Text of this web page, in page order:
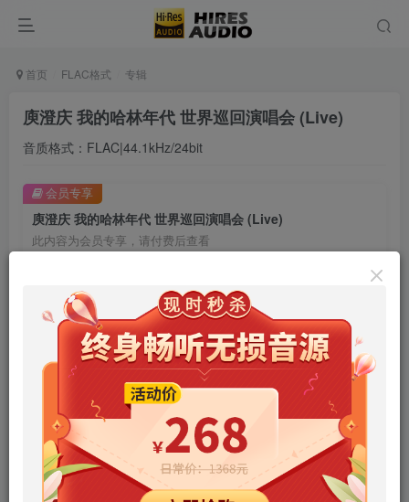
首页 FLAC格式 专辑
庾澄庆 我的哈林年代 世界巡回演唱会 (Live)
音质格式：FLAC|44.1kHz/24bit
庾澄庆 我的哈林年代 世界巡回演唱会 (Live)
此内容为会员专享，请付费后查看
9.9 99
年卡会员 免费 永久会员
立即购买
您当前未登录！建议登陆后购买，可保存购买订单
会员专享
靠近(Live).flac
请开窗(Live).flac